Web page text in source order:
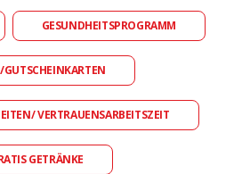
GESUNDHEITSPROGRAMM
VERTRAUENSARBEITSZEIT
GETRÄNKE